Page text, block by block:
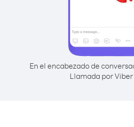
En el encabezado de
Llamada por